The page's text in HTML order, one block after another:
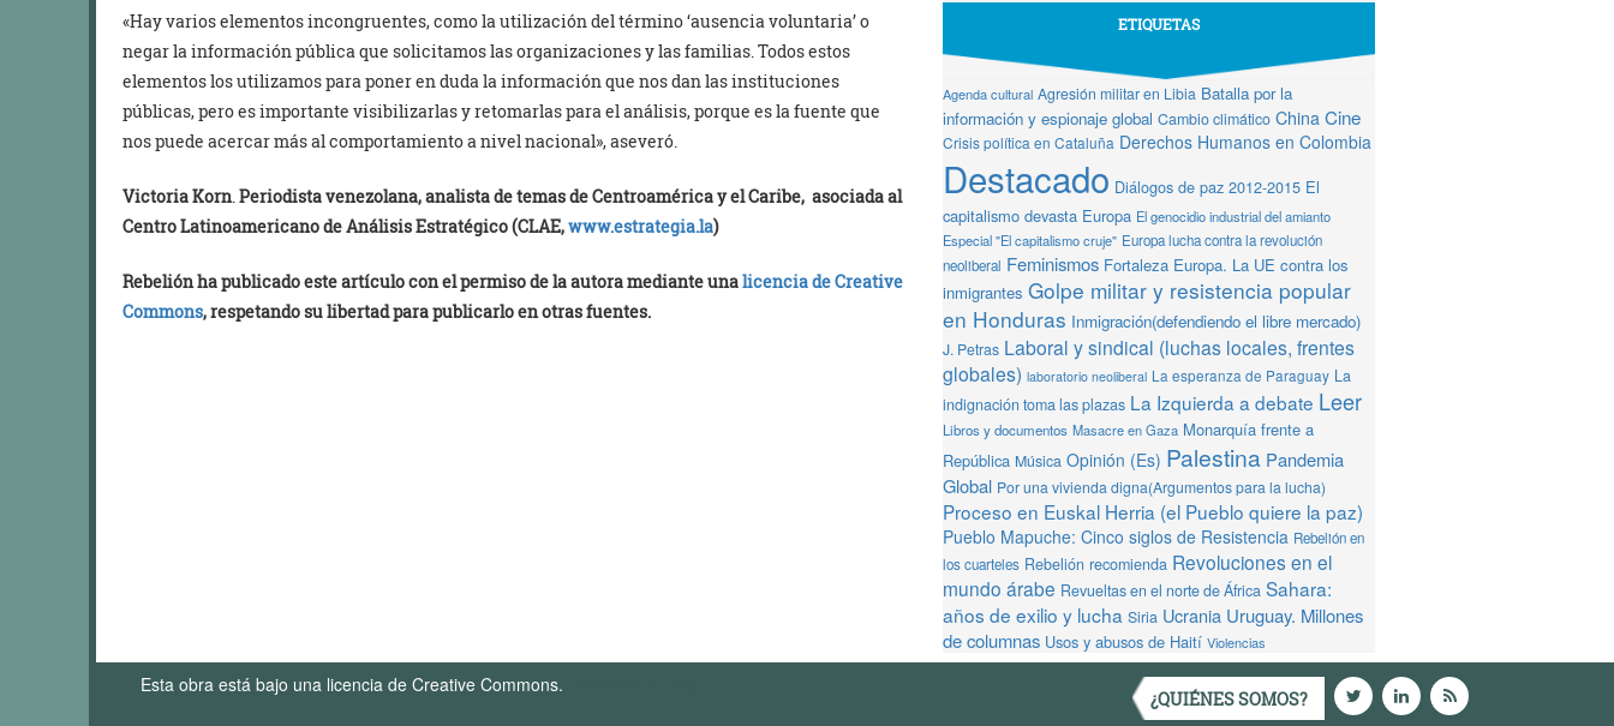
«Hay varios elementos incongruentes, como la utilización del término ‘ausencia voluntaria’ o
negar la información pública que solicitamos las organizaciones y las familias. Todos estos
elementos los utilizamos para poner en duda la información que nos dan las instituciones
públicas, pero es importante visibilizarlas y retomarlas para el análisis, porque es la fuente que
nos puede acercar más al comportamiento a nivel nacional», aseveró.
Victoria Korn Periodista venezolana, analista de temas de Centroamérica y el Caribe, asociada al
Centro Latinoamericano de Análisis Estratégico (CLAE,www.estrategia.la)
Rebelión ha publicado este artículo con el permiso de la autora mediante unalicencia de Creative
Commons, respetando su libertad para publicarlo en otras fuentes.
ETIQUETAS
Agenda cultural Agresión militar en Libia Batalla por la
información y espionaje global Cambio climático China Cine
Crisis política en Cataluña Derechos Humanos en Colombia
Destacado Diálogos de paz 2012-2015 El
capitalismo devasta Europa El genocidio industrial del amianto
Especial "El capitalismo cruje" Europa lucha contra la revolución
neoliberal Feminismos Fortaleza Europa. La UE contra los
inmigrantes Golpe militar y resistencia popular
en Honduras Inmigración(defendiendo el libre mercado)
J. Petras Laboral y sindical (luchas locales, frentes
globales) laboratorio neoliberal La esperanza de Paraguay La
indignación toma las plazas La Izquierda a debate Leer
Libros y documentos Masacre en Gaza Monarquía frente a
República Música Opinión (Es) Palestina Pandemia
Global Por una vivienda digna(Argumentos para la lucha)
Proceso en Euskal Herria (el Pueblo quiere la paz)
Pueblo Mapuche: Cinco siglos de Resistencia Rebelión en
los cuarteles Rebelión recomienda Revoluciones en el
mundo árabe Revueltas en el norte de África Sahara:
años de exilio y lucha Siria Ucrania Uruguay. Millones
de columnas Usos y abusos de Haití Violencias
Esta obra está bajo una licencia de Creative Commons.
¿QUIÉNES SOMOS?